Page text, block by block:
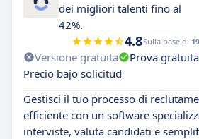
dei migliori talenti fino al
42%.
4.8Sulla base di
Versione gratuita Prova gratuita
Precio bajo solicitud
Gestisci il tuo processo di
efficiente con un software
interviste, valuta candidati e